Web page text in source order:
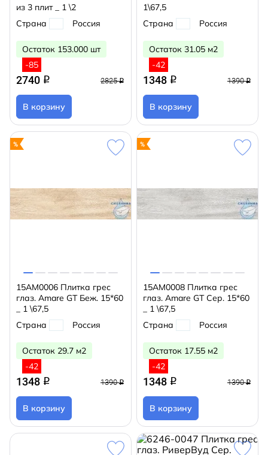
из 3 плит _ 1 \2
Страна
Россия
Остаток 153.000 шт
-85
2740 q 2825q
В корзину
1\67,5
Страна
Россия
Остаток 31.05 м2
-42
1348 q 1390q
В корзину
15AM0006 Плитка грес
глаз. Amare GT Беж. 15*60
_ 1 \67,5
Страна
Россия
Остаток 29.7 м2
-42
1348 q 1390q
В корзину
15AM0008 Плитка грес
глаз. Amare GT Сер. 15*60
_ 1 \67,5
Страна
Россия
Остаток 17.55 м2
-42
1348 q 1390q
В корзину